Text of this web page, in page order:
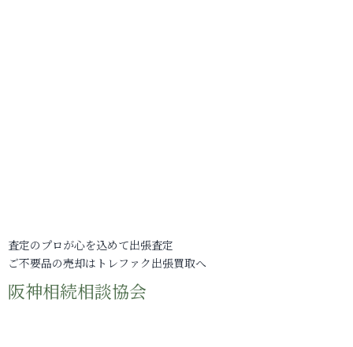
査定のプロが心を込めて出張査定
ご不要品の売却はトレファク出張買取へ
阪神相続相談協会